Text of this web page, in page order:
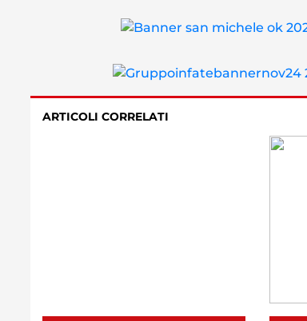
ARTICOLI CORRELATI